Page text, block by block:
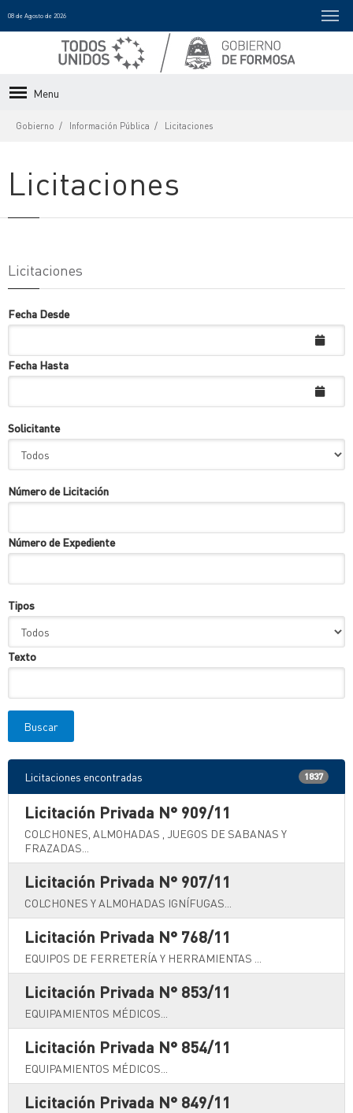
08 de Agosto de 2026
Menu
Gobierno Información Pública Licitaciones
Licitaciones
Licitaciones
Fecha Desde
Fecha Hasta
Solicitante
Número de Licitación
Número de Expediente
Tipos
Texto
Licitaciones encontradas 1837
Licitación Privada N° 909/11
COLCHONES, ALMOHADAS , JUEGOS DE SABANAS Y
FRAZADAS...
Licitación Privada N° 907/11
COLCHONES Y ALMOHADAS IGNÍFUGAS...
Licitación Privada N° 768/11
EQUIPOS DE FERRETERÍA Y HERRAMIENTAS ...
Licitación Privada N° 853/11
EQUIPAMIENTOS MÉDICOS...
Licitación Privada N° 854/11
EQUIPAMIENTOS MÉDICOS...
Licitación Privada N° 849/11